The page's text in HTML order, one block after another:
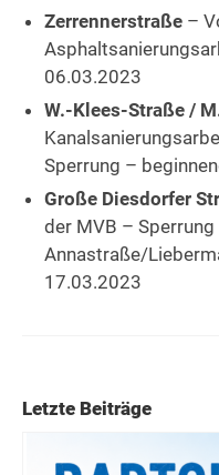
Zerrennerstraße –
06.03.2023
W.-Klees-Straße /
Sperrung –
Große Diesdorfer
der MVB –
Annastraße/
17.03.2023
Letzte Beiträge